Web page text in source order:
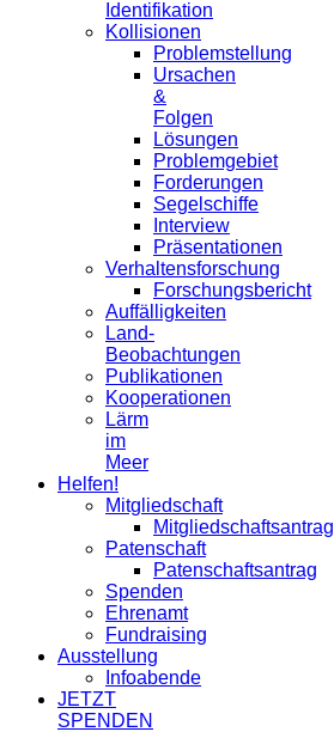
Identifikation
Kollisionen
Problemstellung
Ursachen
&
Folgen
Lösungen
Problemgebiet
Forderungen
Segelschiffe
Interview
Präsentationen
Verhaltensforschung
Forschungsbericht
Auffälligkeiten
Land-
Beobachtungen
Publikationen
Kooperationen
Lärm
im
Meer
Helfen!
Mitgliedschaft
Mitgliedschaftsantrag
Patenschaft
Patenschaftsantrag
Spenden
Ehrenamt
Fundraising
Ausstellung
Infoabende
JETZT
SPENDEN